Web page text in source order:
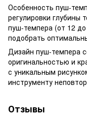
Особенность пуш-
регулировки глубины
пуш-темпера (от 12
подобрать
Дизайн пуш-темпера
оригинальностью и
с уникальным
инструменту
Отзывы